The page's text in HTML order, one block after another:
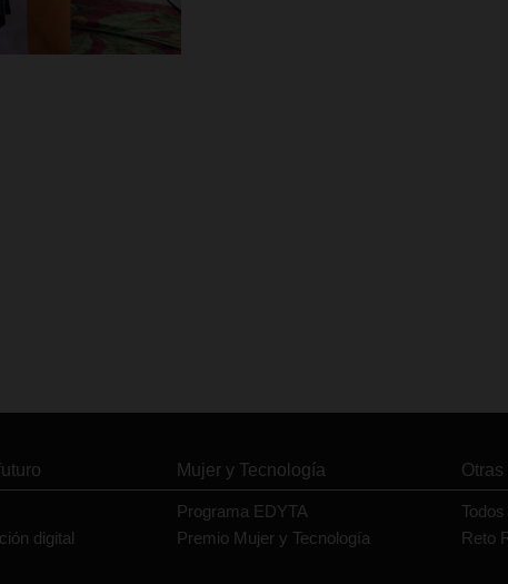
digital
Mujer y Tecnología
Programa EDYTA
Premio Mujer y Tecnología
Reto